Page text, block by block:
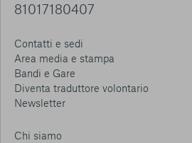
81017180407
Contatti e sedi
Area media e stampa
Bandi e Gare
Diventa traduttore volontario
Newsletter
Chi siamo